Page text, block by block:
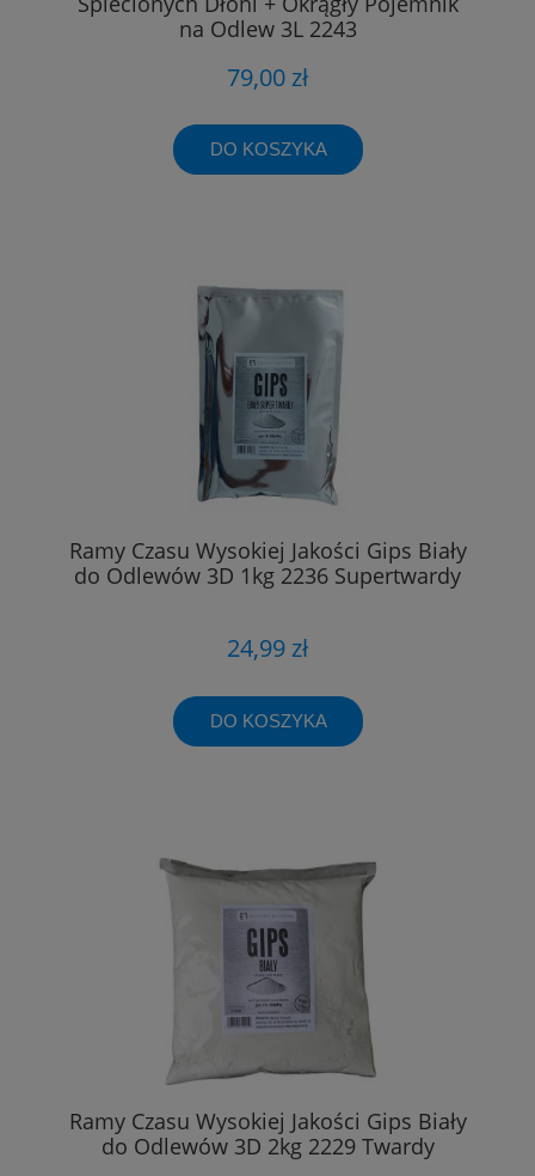
na Odlew 3L 2243
79,00 zł
DO KOSZYKA
Ramy Czasu Wysokiej Jakości Gips Biały
do Odlewów 3D 1kg 2236 Supertwardy
24,99 zł
DO KOSZYKA
Ramy Czasu Wysokiej Jakości Gips Biały
do Odlewów 3D 2kg 2229 Twardy